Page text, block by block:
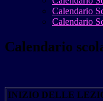
Calendario
Calendario
Calendario
INIZIO DELLE